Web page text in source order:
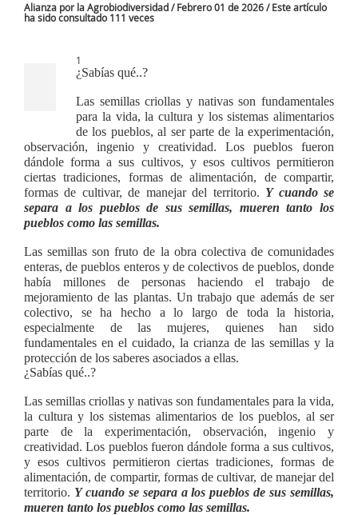
Alianza por la Agrobiodiversidad / Febrero 01 de 2026 / Este artículo
ha sido consultado 111 veces
1
¿Sabías qué..?
Las semillas criollas y nativas son fundamentales
para la vida, la cultura y los sistemas alimentarios
de los pueblos, al ser parte de la experimentación,
observación, ingenio y creatividad. Los pueblos fueron
dándole forma a sus cultivos, y esos cultivos permitieron
ciertas tradiciones, formas de alimentación, de compartir,
formas de cultivar, de manejar del territorio. Y cuando se
separa a los pueblos de sus semillas, mueren tanto los
pueblos como las semillas.
Las semillas son fruto de la obra colectiva de comunidades
enteras, de pueblos enteros y de colectivos de pueblos, donde
había millones de personas haciendo el trabajo de
mejoramiento de las plantas. Un trabajo que además de ser
colectivo, se ha hecho a lo largo de toda la historia,
especialmente de las mujeres, quienes han sido
fundamentales en el cuidado, la crianza de las semillas y la
protección de los saberes asociados a ellas.
¿Sabías qué..?
Las semillas criollas y nativas son fundamentales para la vida,
la cultura y los sistemas alimentarios de los pueblos, al ser
parte de la experimentación, observación, ingenio y
creatividad. Los pueblos fueron dándole forma a sus cultivos,
y esos cultivos permitieron ciertas tradiciones, formas de
alimentación, de compartir, formas de cultivar, de manejar del
territorio. Y cuando se separa a los pueblos de sus semillas,
mueren tanto los pueblos como las semillas.